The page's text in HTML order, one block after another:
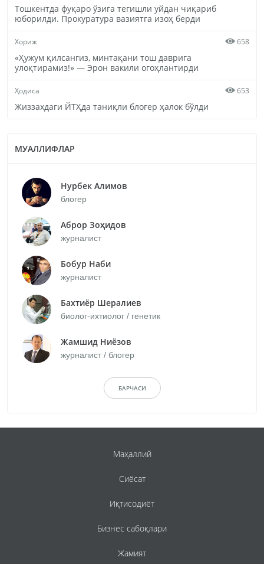
Тошкентда фуқаро ўзига тегишли уйдан чиқариб
юборилди. Прокуратура вазиятга изоҳ берди
Хориж 658
«Ҳужум қилсангиз, минтақани тош даврига
улоқтирамиз!» — Эрон вакили огоҳлантирди
Ҳодиса 653
Жиззахдаги ЙТҲда таниқли блогер ҳалок бўлди
МУАЛЛИФЛАР
Нурбек Алимов
блогер
Аброр Зоҳидов
журналист
Бобур Наби
журналист
Бахтиёр Шералиев
биолог-ихтиолог / генетик
Жамшид Ниёзов
журналист / блогер
БАРЧАСИ
Маҳаллий
Сиёсат
Иқтисодиёт
Бизнес сабоқлари
Жамият